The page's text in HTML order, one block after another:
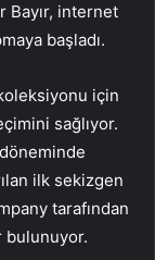
Bayır, internet
başladı.
için
sağlıyor.
döneminde
ilk sekizgen
tarafından
bulunuyor.